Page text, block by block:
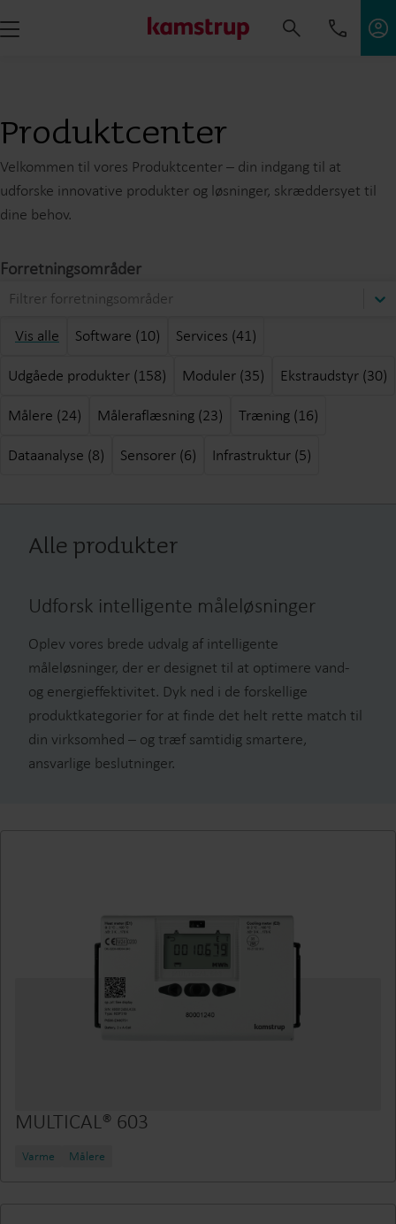
Produktcenter
Velkommen til vores Produktcenter – din indgang til at
udforske innovative produkter og løsninger, skræddersyet til
dine behov.
Forretningsområder
Filtrer forretningsområder
Vis alle
Software (10) Services (41)
Udgåede produkter (158) Moduler (35) Ekstraudstyr (30)
Målere (24) Måleraflæsning (23) Træning (16)
Dataanalyse (8) Sensorer (6) Infrastruktur (5)
Alle produkter
Udforsk intelligente måleløsninger
Oplev vores brede udvalg af intelligente
måleløsninger, der er designet til at optimere vand-
og energieffektivitet. Dyk ned i de forskellige
produktkategorier for at finde det helt rette match til
din virksomhed – og træf samtidig smartere,
ansvarlige beslutninger.
MULTICAL® 603
Varme Målere